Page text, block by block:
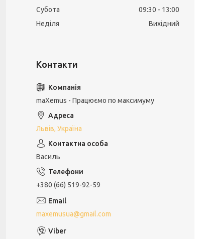
Субота
09:30
13:00
Неділя
Вихідний
maXemus - Працюємо по максимуму
Львів, Україна
Василь
+380 (66) 519-92-59
maxemusua@gmail.com